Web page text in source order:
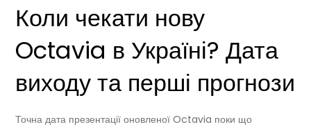
Коли чекати нову
Octavia в Україні? Дата
виходу та перші прогнози
Точна дата презентації оновленої Octavia поки що